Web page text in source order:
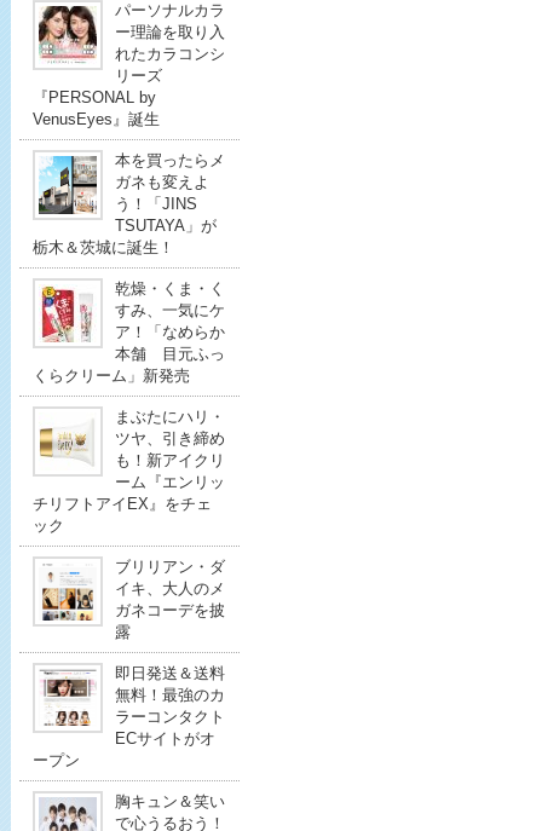
パーソナルカラ
ー理論を取り入
れたカラコンシ
リーズ
『PERSONAL by
VenusEyes』誕生
本を買ったらメ
ガネも変えよ
う！「JINS
TSUTAYA」が
栃木＆茨城に誕生！
乾燥・くま・く
すみ、一気にケ
ア！「なめらか
本舗 目元ふっ
くらクリーム」新発売
まぶたにハリ・
ツヤ、引き締め
も！新アイクリ
ーム『エンリッ
チリフトアイEX』をチェ
ック
ブリリアン・ダ
イキ、大人のメ
ガネコーデを披
露
即日発送＆送料
無料！最強のカ
ラーコンタクト
ECサイトがオ
ープン
胸キュン＆笑い
で心うるおう！